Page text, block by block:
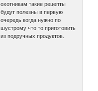
охотникам такие рецепты
будут полезны в первую
очередь когда нужно по
шустрому что то приготовить
из подручных продуктов.